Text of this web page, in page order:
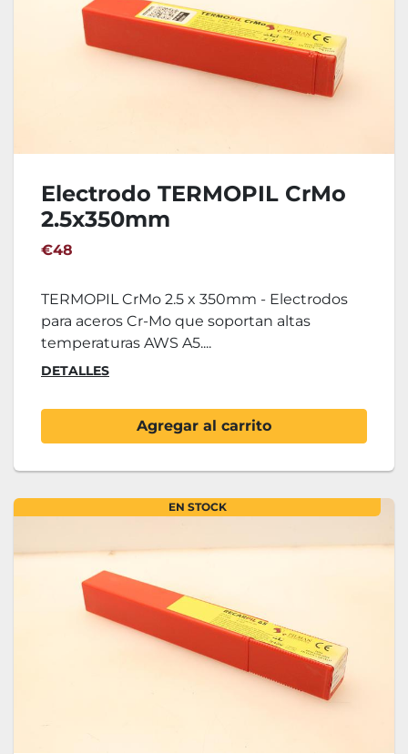
Electrodo TERMOPIL CrMo
2.5x350mm
€48
TERMOPIL CrMo 2.5 x 350mm - Electrodos
para aceros Cr-Mo que soportan altas
temperaturas AWS A5....
DETALLES
Agregar al carrito
EN STOCK